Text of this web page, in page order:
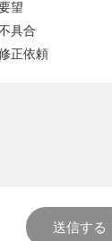
望
具合
正依頼